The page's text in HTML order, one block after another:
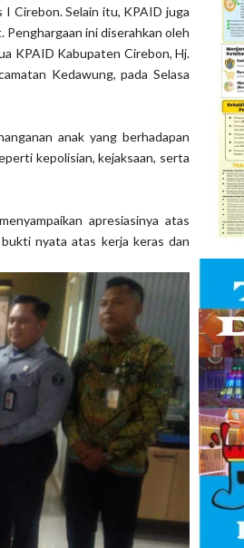
I Cirebon. Selain itu, KPAID juga
Penghargaan ini diserahkan oleh
KPAID Kabupaten Cirebon, Hj.
Kedawung, pada Selasa
anak yang berhadapan
kepolisian, kejaksaan, serta
apresiasinya atas
nyata atas kerja keras dan